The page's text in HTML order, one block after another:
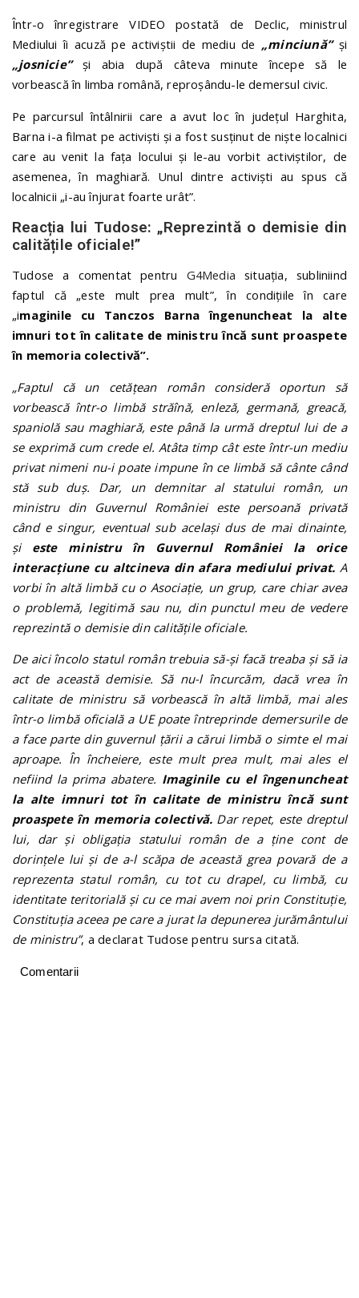
Într-o înregistrare VIDEO postată de Declic, ministrul
Mediului îi acuză pe activiștii de mediu de „minciună”și
„josnicie”și abia după câteva minute începe să le
vorbească în limba română, reproșându-le demersul civic.
Pe parcursul întâlnirii care a avut loc în județul Harghita,
Barna i-a filmat pe activiști și a fost susținut de niște localnici
care au venit la fața locului și le-au vorbit activiștilor, de
asemenea, în maghiară. Unul dintre activiști au spus că
localnicii „i-au înjurat foarte urât”.
Reacția lui Tudose: „Reprezintă o demisie din
calitățile oficiale!”
Tudose a comentat pentru G4Media situația, subliniind
faptul că „este mult prea mult”, în condițiile în care
„imaginile cu Tanczos Barna îngenuncheat la alte
imnuri tot în calitate de ministru încă sunt proaspete
în memoria colectivă”.
„Faptul că un cetățean român consideră oportun să
vorbească într-o limbă străînă, enleză, germană, greacă,
spaniolă sau maghiară, este până la urmă dreptul lui de a
se exprimă cum crede el. Atâta timp cât este într-un mediu
privat nimeni nu-i poate impune în ce limbă să cânte când
stă sub duș. Dar, un demnitar al statului român, un
ministru din Guvernul României este persoană privată
când e singur, eventual sub același dus de mai dinainte,
șieste ministru în Guvernul României la orice
interacțiune cu altcineva din afara mediului privat. A
vorbi în altă limbă cu o Asociație, un grup, care chiar avea
o problemă, legitimă sau nu, din punctul meu de vedere
reprezintă o demisie din calitățile oficiale.
De aici încolo statul român trebuia să-și facă treaba și să ia
act de această demisie. Să nu-l încurcăm, dacă vrea în
calitate de ministru să vorbească în altă limbă, mai ales
într-o limbă oficială a UE poate întreprinde demersurile de
a face parte din guvernul țării a cărui limbă o simte el mai
aproape. În încheiere, este mult prea mult, mai ales el
nefiind la prima abatere. Imaginile cu el îngenuncheat
la alte imnuri tot în calitate de ministru încă sunt
proaspete în memoria colectivă. Dar repet, este dreptul
lui, dar și obligația statului român de a ține cont de
dorințele lui și de a-l scăpa de această grea povară de a
reprezenta statul român, cu tot cu drapel, cu limbă, cu
identitate teritorială și cu ce mai avem noi prin Constituție,
Constituția aceea pe care a jurat la depunerea jurământului
de ministru”, a declarat Tudose pentru sursa citată.
Comentarii